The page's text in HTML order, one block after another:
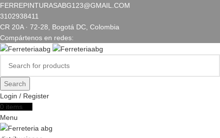
FERREPINTURASABG123@GMAIL.COM
3102938411
CR 20A · 72-28, Bogotá DC, Colombia
Compártenos en redes:
Search
Login / Register
0 items
Menu